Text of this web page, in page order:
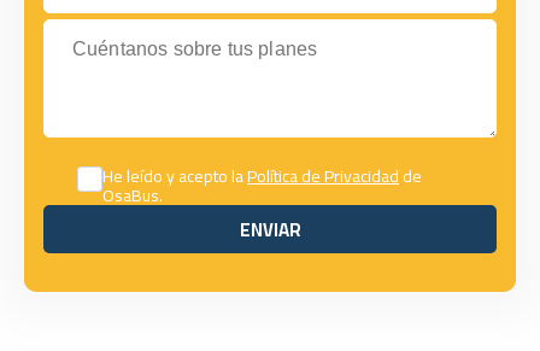
Cuéntanos sobre tus planes
He leído y acepto laPolítica de Privacidadde
OsaBus.
ENVIAR
ENVIAR